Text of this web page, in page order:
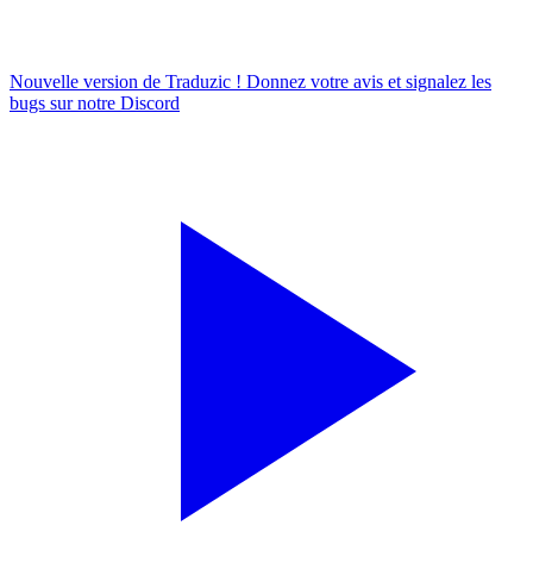
Nouvelle version de Traduzic ! Donnez votre avis et signalez les
bugs sur notre Discord